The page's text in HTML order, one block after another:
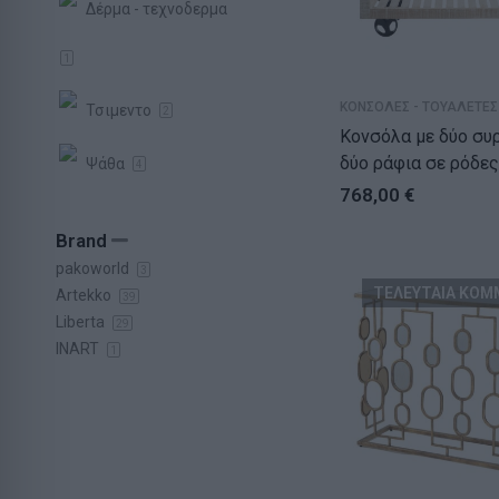
Δέρμα - τεχνοδερμα
Τσιμεντο
Ψάθα
Brand
pakoworld
Artekko
Liberta
INART
ΚΟΝΣΟΛΕΣ - ΤΟΥΑΛΕΤΕΣ
Κονσόλα με δύο
δύο ράφια σε
απόχρωση
768,00 €
ΤΕΛΕΥΤΑΙΑ